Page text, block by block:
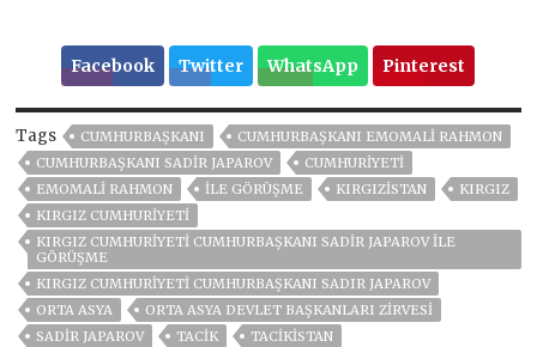
Facebook Twitter WhatsApp Pinterest
Tags CUMHURBAŞKANI
CUMHURBAŞKANI EMOMALI RAHMON
CUMHURBAŞKANI SADIR JAPAROV
CUMHURIYETI
EMOMALI RAHMON
ILE GÖRÜŞME KIRGIZİSTAN
KIRGIZ
KIRGIZ CUMHURIYETI
KIRGIZ CUMHURIYETI CUMHURBAŞKANI SADIR JAPAROV ILE
GÖRÜŞME
KIRGIZ CUMHURIYETI CUMHURBAŞKANI SADIR JAPAROV
ORTA ASYA
ORTA ASYA DEVLET BAŞKANLARI ZIRVESI
SADIR JAPAROV
TACİK TACİKİSTAN